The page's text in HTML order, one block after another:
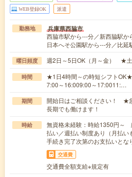
WEB登録OK 派遣
勤務地 兵庫県西脇市
西脇市駅から---分／新西脇駅か
日本へそ公園駅から---分／比延
曜日頻度 週2日～5日OK（月～金） ★
時間
★1日4時間～の時短シフトOK★
7:00～16:009:00～17:0011:…
期間
開始日はご相談ください！ ★
長期でも働けます！
時給
無資格未経験：時給1350円～
払い／週払い制度あり（月払い
手続き完了次第のお支払いとな
交通費
交通費全額支給※規定有